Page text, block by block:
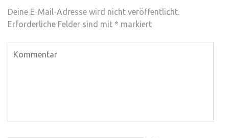
Deine E-Mail-Adresse wird nicht veröffentlicht.
Erforderliche Felder sind mit * markiert